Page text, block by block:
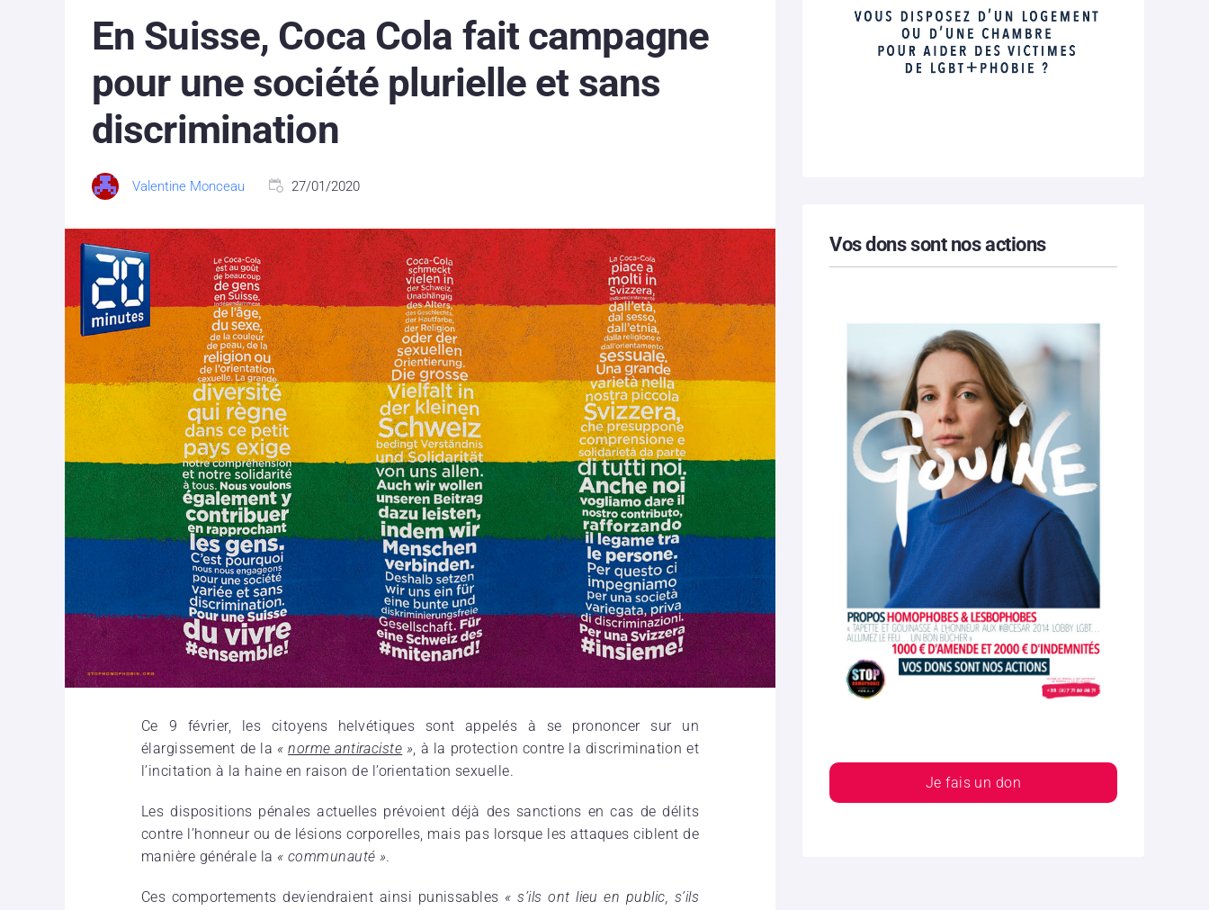
En Suisse, Coca Cola fait campagne
pour une société plurielle et sans
discrimination
Valentine Monceau 27/01/2020
Ce 9 février, les citoyens helvétiques sont appelés à se prononcer sur un
élargissement de la «norme antiraciste », à la protection contre la discrimination et
l’incitation à la haine en raison de l’orientation sexuelle.
Les dispositions pénales actuelles prévoient déjà des sanctions en cas de délits
contre l’honneur ou de lésions corporelles, mais pas lorsque les attaques ciblent de
manière générale la « communauté ».
Ces comportements deviendraient ainsi punissables « s’ils ont lieu en public, s’ils
Vos dons sont nos actions
Je fais un don